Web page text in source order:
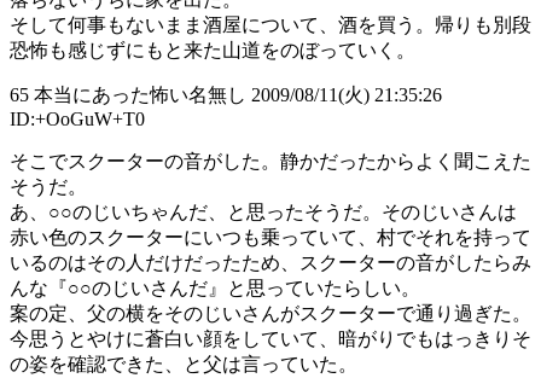
そして何事もないまま酒屋について、酒を買う。帰りも別段
恐怖も感じずにもと来た山道をのぼっていく。
65 本当にあった怖い名無し 2009/08/11(火) 21:35:26
ID:+OoGuW+T0
そこでスクーターの音がした。静かだったからよく聞こえた
そうだ。
あ、○○のじいちゃんだ、と思ったそうだ。そのじいさんは
赤い色のスクーターにいつも乗っていて、村でそれを持って
いるのはその人だけだったため、スクーターの音がしたらみ
んな『○○のじいさんだ』と思っていたらしい。
案の定、父の横をそのじいさんがスクーターで通り過ぎた。
今思うとやけに蒼白い顔をしていて、暗がりでもはっきりそ
の姿を確認できた、と父は言っていた。